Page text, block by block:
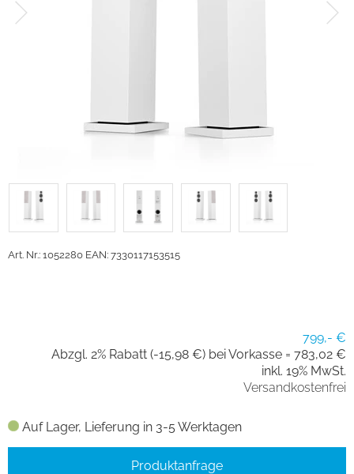
Art. Nr.: 1052280 EAN: 7330117153515
799,- €
Abzgl. 2% Rabatt (-15,98 €) bei Vorkasse = 783,02 €
inkl. 19% MwSt.
Versandkostenfrei
Auf Lager, Lieferung in 3-5 Werktagen
Produktanfrage